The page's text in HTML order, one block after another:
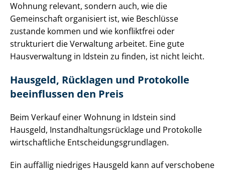
Wohnung relevant, sondern auch, wie die
Gemeinschaft organisiert ist, wie Beschlüsse
zustande kommen und wie konfliktfrei oder
strukturiert die Verwaltung arbeitet. Eine gute
Hausverwaltung in Idstein zu finden, ist nicht leicht.
Hausgeld, Rücklagen und Protokolle
beeinflussen den Preis
Beim Verkauf einer Wohnung in Idstein sind
Hausgeld, In­stand­hal­tungs­rück­la­ge und Protokolle
wirtschaftliche Ent­schei­dungs­grund­la­gen.
Ein auffällig niedriges Hausgeld kann auf verschobene